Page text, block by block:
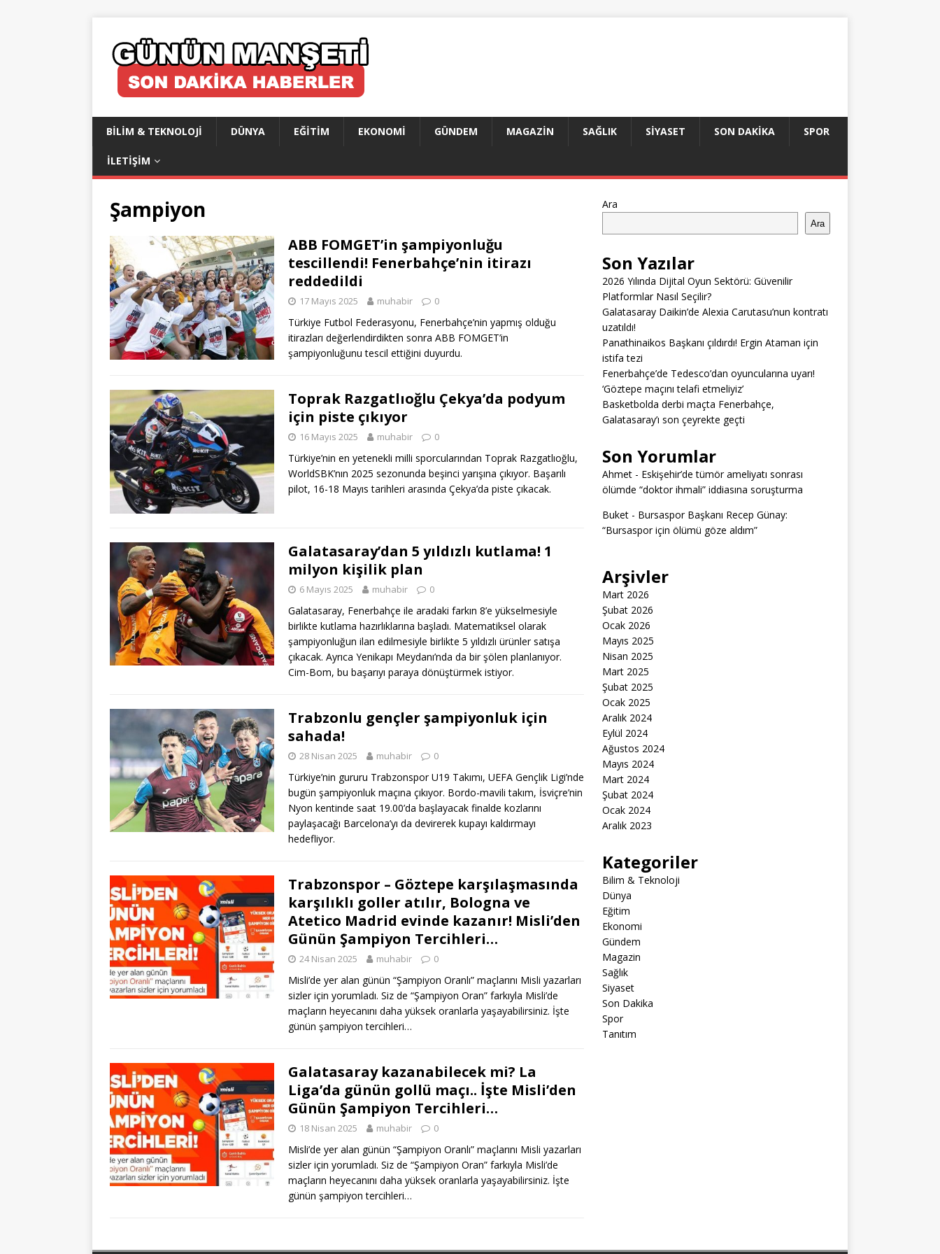
BILIM & TEKNOLOJI DÜNYA EĞITIM EKONOMI GÜNDEM MAGAZIN SAĞLIK SIYASET SON DAKIKA SPOR
İLETIŞIM
Şampiyon
ABB FOMGET’in şampiyonluğu
tescillendi! Fenerbahçe’nin itirazı
reddedildi
17 Mayıs 2025 muhabir 0
Türkiye Futbol Federasyonu, Fenerbahçe’nin yapmış olduğu
itirazları değerlendirdikten sonra ABB FOMGET’in
şampiyonluğunu tescil ettiğini duyurdu.
Toprak Razgatlıoğlu Çekya’da podyum
için piste çıkıyor
16 Mayıs 2025 muhabir 0
Türkiye’nin en yetenekli milli sporcularından Toprak Razgatlıoğlu,
WorldSBK’nın 2025 sezonunda beşinci yarışına çıkıyor. Başarılı
pilot, 16-18 Mayıs tarihleri arasında Çekya’da piste çıkacak.
Galatasaray’dan 5 yıldızlı kutlama! 1
milyon kişilik plan
6 Mayıs 2025 muhabir 0
Galatasaray, Fenerbahçe ile aradaki farkın 8’e yükselmesiyle
birlikte kutlama hazırlıklarına başladı. Matematiksel olarak
şampiyonluğun ilan edilmesiyle birlikte 5 yıldızlı ürünler satışa
çıkacak. Ayrıca Yenikapı Meydanı’nda da bir şölen planlanıyor.
Cim-Bom, bu başarıyı paraya dönüştürmek istiyor.
Trabzonlu gençler şampiyonluk için
sahada!
28 Nisan 2025 muhabir 0
Türkiye’nin gururu Trabzonspor U19 Takımı, UEFA Gençlik Ligi’nde
bugün şampiyonluk maçına çıkıyor. Bordo-mavili takım, İsviçre’nin
Nyon kentinde saat 19.00’da başlayacak finalde kozlarını
paylaşacağı Barcelona’yı da devirerek kupayı kaldırmayı
hedefliyor.
Trabzonspor – Göztepe karşılaşmasında
karşılıklı goller atılır, Bologna ve
Atetico Madrid evinde kazanır! Misli’den
Günün Şampiyon Tercihleri…
24 Nisan 2025 muhabir 0
Misli’de yer alan günün “Şampiyon Oranlı” maçlarını Misli yazarları
sizler için yorumladı. Siz de “Şampiyon Oran” farkıyla Misli’de
maçların heyecanını daha yüksek oranlarla yaşayabilirsiniz. İşte
günün şampiyon tercihleri…
Galatasaray kazanabilecek mi? La
Liga’da günün gollü maçı.. İşte Misli’den
Günün Şampiyon Tercihleri…
18 Nisan 2025 muhabir 0
Misli’de yer alan günün “Şampiyon Oranlı” maçlarını Misli yazarları
sizler için yorumladı. Siz de “Şampiyon Oran” farkıyla Misli’de
maçların heyecanını daha yüksek oranlarla yaşayabilirsiniz. İşte
günün şampiyon tercihleri…
Ara
Ara
Son Yazılar
2026 Yılında Dijital Oyun Sektörü: Güvenilir
Platformlar Nasıl Seçilir?
Galatasaray Daikin’de Alexia Carutasu’nun kontratı
uzatıldı!
Panathinaikos Başkanı çıldırdı! Ergin Ataman için
istifa tezi
Fenerbahçe’de Tedesco’dan oyuncularına uyarı!
‘Göztepe maçını telafi etmeliyiz’
Basketbolda derbi maçta Fenerbahçe,
Galatasaray’ı son çeyrekte geçti
Son Yorumlar
Ahmet- Eskişehir’de tümör ameliyatı sonrası
ölümde “doktor ihmali” iddiasına soruşturma
Buket- Bursaspor Başkanı Recep Günay:
“Bursaspor için ölümü göze aldım”
Arşivler
Mart 2026
Şubat 2026
Ocak 2026
Mayıs 2025
Nisan 2025
Mart 2025
Şubat 2025
Ocak 2025
Aralık 2024
Eylül 2024
Ağustos 2024
Mayıs 2024
Mart 2024
Şubat 2024
Ocak 2024
Aralık 2023
Kategoriler
Bilim & Teknoloji
Dünya
Eğitim
Ekonomi
Gündem
Magazin
Sağlık
Siyaset
Son Dakika
Spor
Tanıtım